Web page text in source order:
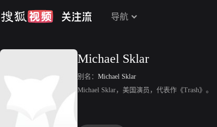
导航
Michael Sklar
别名： Michael Sklar
Michael Sklar，美国演员，代表作《Trash》。